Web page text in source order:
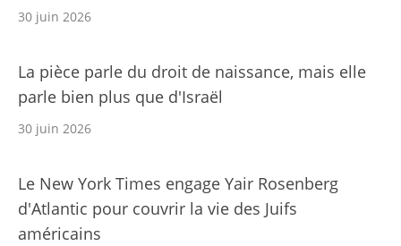
30 juin 2026
La pièce parle du droit de naissance, mais elle
parle bien plus que d'Israël
30 juin 2026
Le New York Times engage Yair Rosenberg
d'Atlantic pour couvrir la vie des Juifs
américains